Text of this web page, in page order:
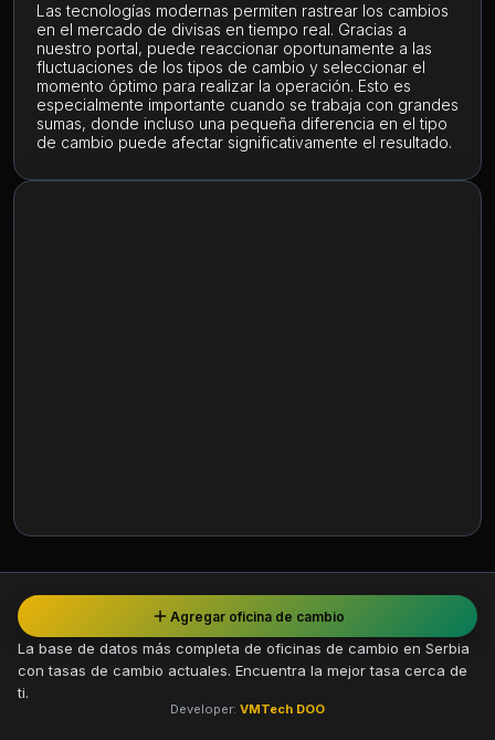
Las tecnologías modernas permiten rastrear los cambios
en el mercado de divisas en tiempo real. Gracias a
nuestro portal, puede reaccionar oportunamente a las
fluctuaciones de los tipos de cambio y seleccionar el
momento óptimo para realizar la operación. Esto es
especialmente importante cuando se trabaja con grandes
sumas, donde incluso una pequeña diferencia en el tipo
de cambio puede afectar significativamente el resultado.
La base de datos más completa de oficinas de cambio en Serbia
con tasas de cambio actuales. Encuentra la mejor tasa cerca de
ti.
Developer: VMTech DOO
Agregar oficina de cambio